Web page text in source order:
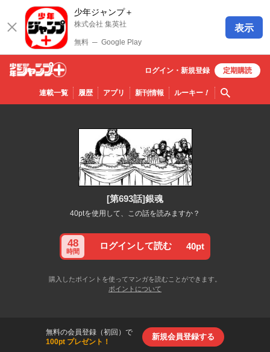
少年ジャンプ＋
株式会社 集英社
無料 ─ Google Play
表示
少年ジ
ャンプ
連載一覧 履歴 アプリ 新刊情報 ルーキー！ 検索
ログイン・ 新規登録 定期購読
[第693話]銀魂
40ptを使用して、この話を読みますか？
48
時間
ログインして読む 40pt
購入したポイントを使ってマンガを読むことができます。
ポイントについて
無料の会員登録（初回）で
100pt プレゼント！
新規会員登録する